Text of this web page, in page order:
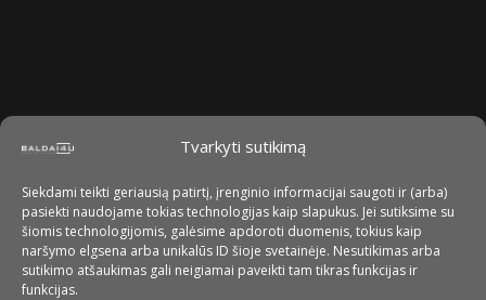
Tvarkyti sutikimą
Siekdami teikti geriausią patirtį, įrenginio informacijai saugoti ir (arba)
pasiekti naudojame tokias technologijas kaip slapukus. Jei sutiksime su
šiomis technologijomis, galėsime apdoroti duomenis, tokius kaip
naršymo elgsena arba unikalūs ID šioje svetainėje. Nesutikimas arba
sutikimo atšaukimas gali neigiamai paveikti tam tikras funkcijas ir
funkcijas.